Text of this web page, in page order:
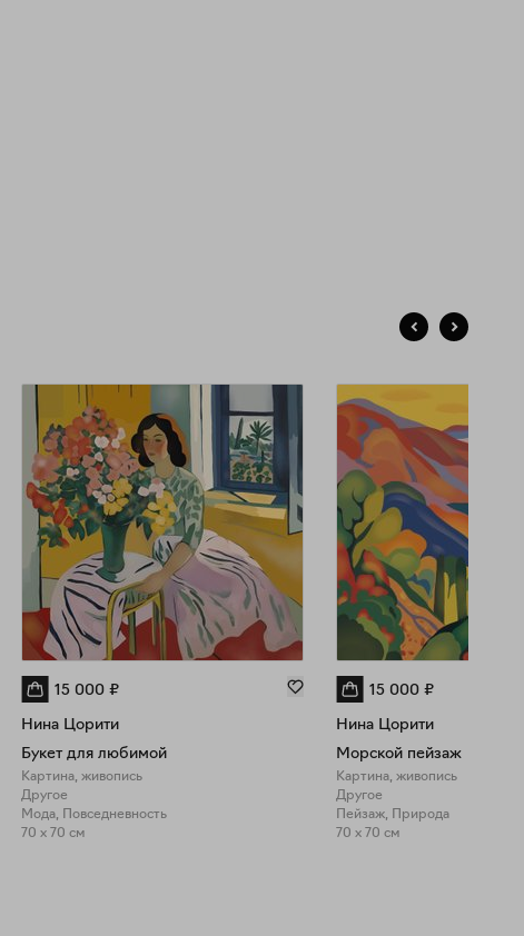
15 000 ₽
Нина Цорити
Букет для любимой
Картина, живопись
Другое
Мода, Повседневность
70 x 70 см
15 000 ₽
Нина Цорити
Морской пейзаж
Картина, живопись
Другое
Пейзаж, Природа
70 x 70 см